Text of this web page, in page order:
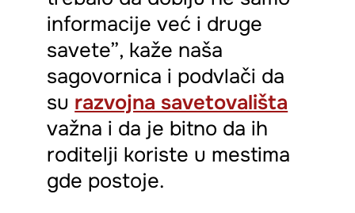
informacije već i druge
savete”, kaže naša
sagovornica i podvlači da
su razvojna savetovališta
važna i da je bitno da ih
roditelji koriste u mestima
gde postoje.